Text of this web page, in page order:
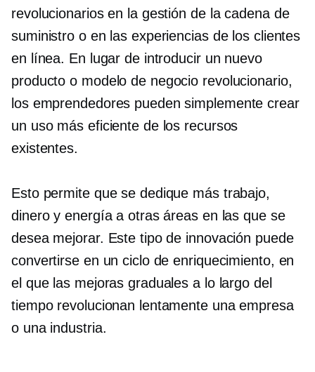
revolucionarios en la gestión de la cadena de
suministro o en las experiencias de los clientes
en línea. En lugar de introducir un nuevo
producto o modelo de negocio revolucionario,
los emprendedores pueden simplemente crear
un uso más eficiente de los recursos
existentes.
Esto permite que se dedique más trabajo,
dinero y energía a otras áreas en las que se
desea mejorar. Este tipo de innovación puede
convertirse en un ciclo de enriquecimiento, en
el que las mejoras graduales a lo largo del
tiempo revolucionan lentamente una empresa
o una industria.